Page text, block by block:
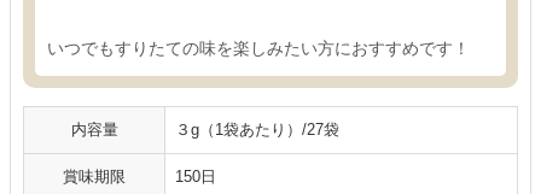
いつでもすりたての味を楽しみたい方におすすめです！
内容量 ３g（1袋あたり）/27袋
賞味期限 150日